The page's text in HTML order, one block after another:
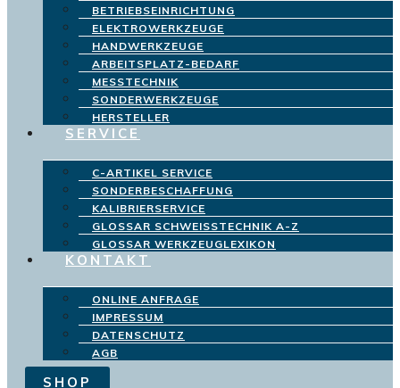
BETRIEBSEINRICHTUNG
ELEKTROWERKZEUGE
HANDWERKZEUGE
ARBEITSPLATZ-BEDARF
MESSTECHNIK
SONDERWERKZEUGE
HERSTELLER
SERVICE
C-ARTIKEL SERVICE
SONDERBESCHAFFUNG
KALIBRIERSERVICE
GLOSSAR SCHWEISSTECHNIK A-Z
GLOSSAR WERKZEUGLEXIKON
KONTAKT
ONLINE ANFRAGE
IMPRESSUM
DATENSCHUTZ
AGB
SHOP